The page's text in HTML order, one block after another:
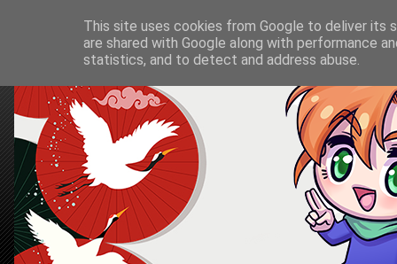
This site uses cookies from Google to deliver its
are shared with Google along with performance
statistics, and to detect and address abuse.